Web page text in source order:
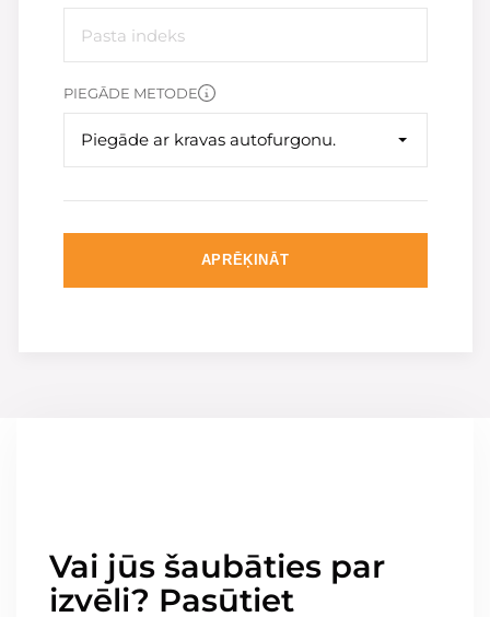
PIEGĀDE METODE
Piegāde ar kravas autofurgonu.
APRĒĶINĀT
Vai jūs šaubāties par
izvēli? Pasūtiet